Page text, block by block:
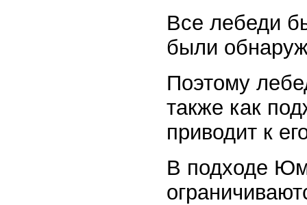
Все лебеди
были
Поэтому
также как
приводит к
В подходе